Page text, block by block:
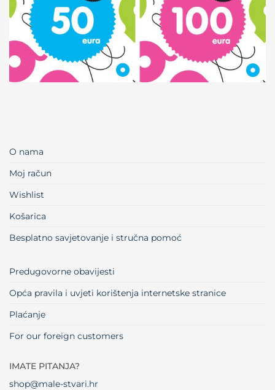
O nama
Moj račun
Wishlist
Košarica
Besplatno savjetovanje i stručna pomoć
Predugovorne obavijesti
Opća pravila i uvjeti korištenja internetske stranice
Plaćanje
For our foreign customers
IMATE PITANJA?
shop@male-stvari.hr